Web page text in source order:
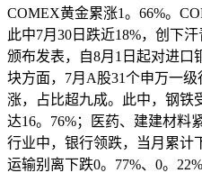
COMEX黄金累涨1。66%。
此中7月30日跌近18%，创下
颁布发表，自8月1日起对进口
块方面，7月A股31个申万一
涨，占比超九成。此中，钢铁
达16。76%；医药、建建材料
行业中，银行领跌，当月累计
运输别离下跌0。77%、0。